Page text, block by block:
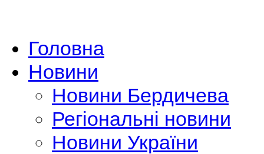
Головна
Новини
Новини Бердичева
Регіональні новини
Новини України